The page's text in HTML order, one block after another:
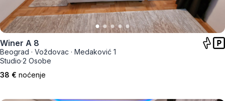
Winer A 8
Beograd · Voždovac · Medaković 1
Studio·2 Osobe
38 € noćenje